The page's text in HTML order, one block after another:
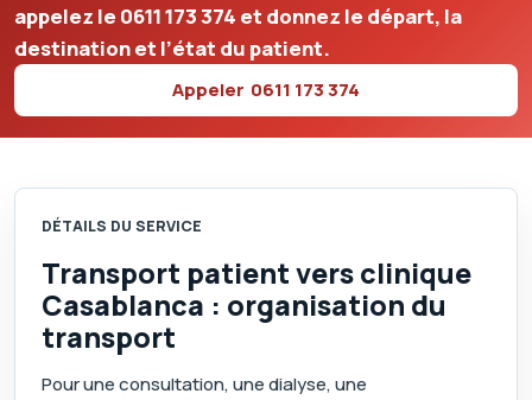
appelez le 0611 173 374 et donnez le départ, la
destination et l’état du patient.
Appeler 0611 173 374
DÉTAILS DU SERVICE
Transport patient vers clinique
Casablanca : organisation du
transport
Pour une consultation, une dialyse, une